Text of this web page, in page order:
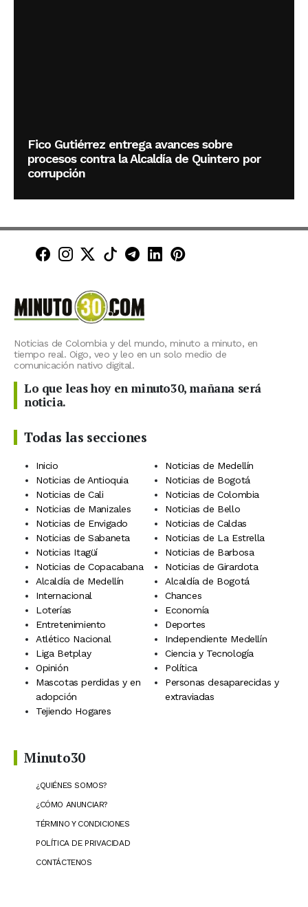
Fico Gutiérrez entrega avances sobre
procesos contra la Alcaldía de Quintero por
corrupción
Minuto30 en Facebook
Minuto30 en Instagram
Minuto30 en X (Twitter)
Minuto30 en TikTok
Canal de Minuto30 en
Minuto30 en LinkedIn
Minuto30 en
Noticias de Colombia y del mundo, minuto a minuto, en
tiempo real. Oigo, veo y leo en un solo medio de
comunicación nativo digital.
Lo que leas hoy en minuto30, mañana será
noticia.
Todas las secciones
Inicio
Noticias de Medellín
Noticias de Antioquia
Noticias de Bogotá
Noticias de Cali
Noticias de Colombia
Noticias de Manizales
Noticias de Bello
Noticias de Envigado
Noticias de Caldas
Noticias de Sabaneta
Noticias de La Estrella
Noticias Itagüí
Noticias de Barbosa
Noticias de Copacabana
Noticias de Girardota
Alcaldía de Medellín
Alcaldía de Bogotá
Internacional
Chances
Loterías
Economía
Entretenimiento
Deportes
Atlético Nacional
Independiente Medellín
Liga Betplay
Ciencia y Tecnología
Opinión
Política
Mascotas perdidas y en
adopción
Personas desaparecidas y
extraviadas
Tejiendo Hogares
Minuto30
¿QUIÉNES SOMOS?
¿CÓMO ANUNCIAR?
TÉRMINO Y CONDICIONES
POLÍTICA DE PRIVACIDAD
CONTÁCTENOS